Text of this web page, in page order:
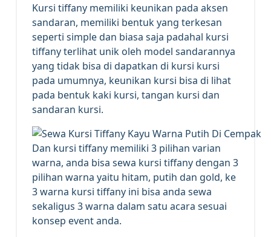
Kursi tiffany memiliki keunikan pada aksen
sandaran, memiliki bentuk yang terkesan
seperti simple dan biasa saja padahal kursi
tiffany terlihat unik oleh model sandarannya
yang tidak bisa di dapatkan di kursi kursi
pada umumnya, keunikan kursi bisa di lihat
pada bentuk kaki kursi, tangan kursi dan
sandaran kursi.
Dan kursi tiffany memiliki 3 pilihan varian
warna, anda bisa sewa kursi tiffany dengan 3
pilihan warna yaitu hitam, putih dan gold, ke
3 warna kursi tiffany ini bisa anda sewa
sekaligus 3 warna dalam satu acara sesuai
konsep event anda.